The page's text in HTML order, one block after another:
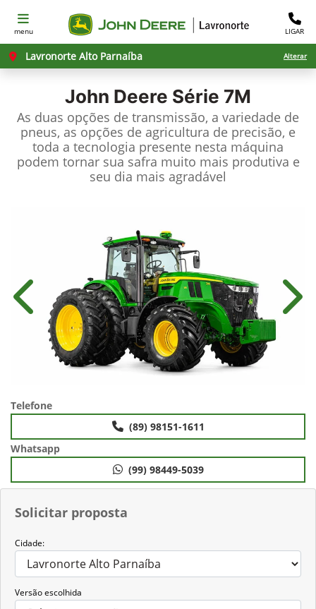
menu LIGAR
Lavronorte Alto Parnaíba Alterar
John Deere Série 7M
As duas opções de transmissão, a variedade de
pneus, as opções de agricultura de precisão, e
toda a tecnologia presente nesta máquina
podem tornar sua safra muito mais produtiva e
seu dia mais agradável
Solicitar proposta
Cidade:
Versão escolhida
Anterior
Telefone
(89) 98151-1611
Whatsapp
(99) 98449-5039